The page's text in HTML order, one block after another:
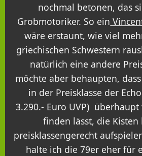
nochmal betonen, das
Grobmotoriker. So ein
wäre erstaunt, wie viel
griechischen Schwestern
natürlich eine andere
möchte aber behaupten,
in der Preisklasse der
3.290.- Euro UVP) überhaupt
finden lässt, die Kisten
preisklassengerecht
halte ich die 79er eher für